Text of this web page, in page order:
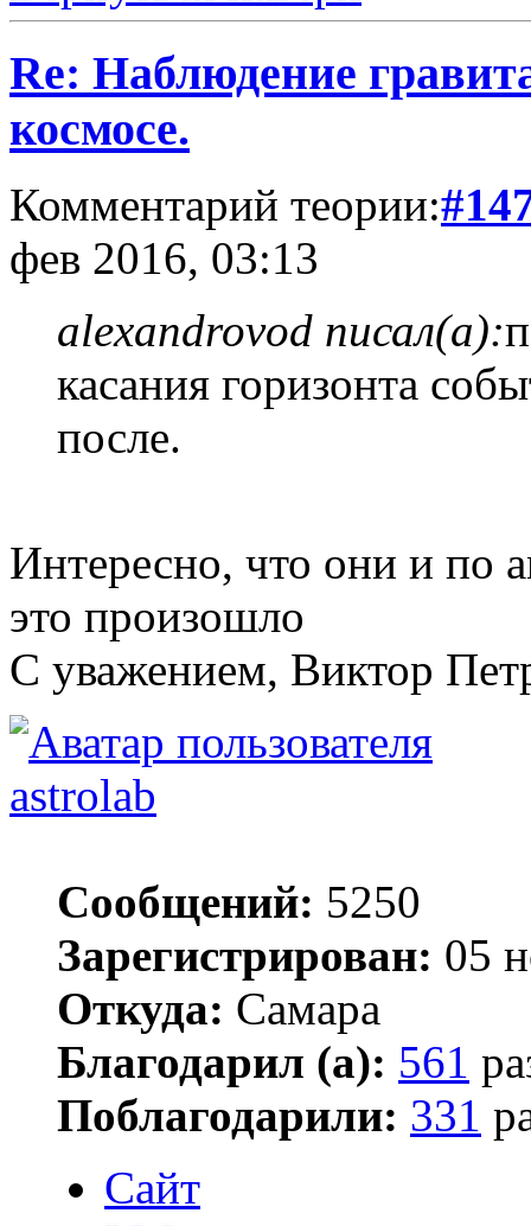
Re: Наблюдение
космосе.
Комментарий теории:
фев 2016, 03:13
alexandrovod писал(а):
касания горизонта
после.
Интересно, что они и по
это произошло
С уважением, Виктор
astrolab
Сообщений: 5250
Зарегистрирован: 05
Откуда: Самара
Благодарил (а): 561
Поблагодарили: 331
Сайт